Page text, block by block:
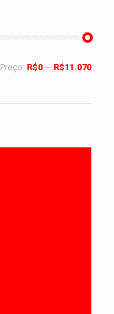
Preço: R$0 — R$11.070